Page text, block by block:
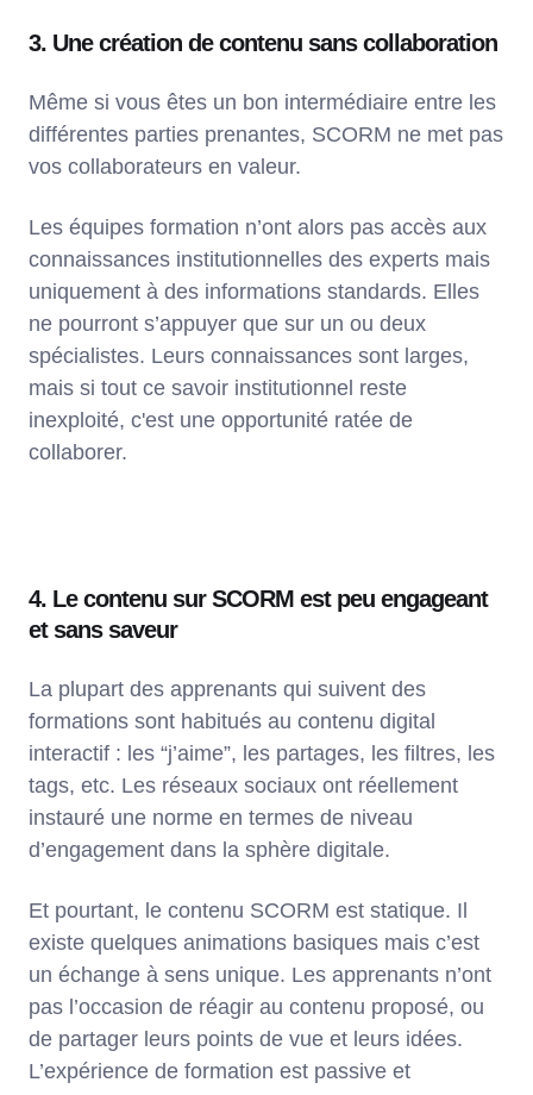
3. Une création de contenu sans collaboration
Même si vous êtes un bon intermédiaire entre les
différentes parties prenantes, SCORM ne met pas
vos collaborateurs en valeur.
Les équipes formation n’ont alors pas accès aux
connaissances institutionnelles des experts mais
uniquement à des informations standards. Elles
ne pourront s’appuyer que sur un ou deux
spécialistes. Leurs connaissances sont larges,
mais si tout ce savoir institutionnel reste
inexploité, c'est une opportunité ratée de
collaborer.
4. Le contenu sur SCORM est peu engageant
et sans saveur
La plupart des apprenants qui suivent des
formations sont habitués au contenu digital
interactif : les “j’aime”, les partages, les filtres, les
tags, etc. Les réseaux sociaux ont réellement
instauré une norme en termes de niveau
d’engagement dans la sphère digitale.
Et pourtant, le contenu SCORM est statique. Il
existe quelques animations basiques mais c’est
un échange à sens unique. Les apprenants n’ont
pas l’occasion de réagir au contenu proposé, ou
de partager leurs points de vue et leurs idées.
L’expérience de formation est passive et